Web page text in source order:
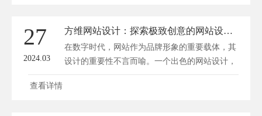
27
2024.03
方维网站设计：探索极致创意的网站设计新境界
在数字时代，网站作为品牌形象的重要载体，其
设计的重要性不言而喻。一个出色的网站设计，
不...
查看详情